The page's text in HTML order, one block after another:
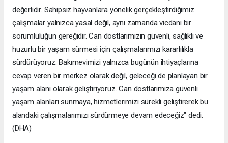
değerlidir. Sahipsiz hayvanlara yönelik gerçekleştirdiğimiz
çalışmalar yalnızca yasal değil, aynı zamanda vicdani bir
sorumluluğun gereğidir. Can dostlarımızın güvenli, sağlıklı ve
huzurlu bir yaşam sürmesi için çalışmalarımızı kararlılıkla
sürdürüyoruz. Bakımevimizi yalnızca bugünün ihtiyaçlarına
cevap veren bir merkez olarak değil, geleceği de planlayan bir
yaşam alanı olarak geliştiriyoruz. Can dostlarımıza güvenli
yaşam alanları sunmaya, hizmetlerimizi sürekli geliştirerek bu
alandaki çalışmalarımızı sürdürmeye devam edeceğiz" dedi.
(DHA)